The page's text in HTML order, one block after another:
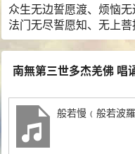
众生无边誓愿渡、烦恼无
法门无尽誓愿知、无上菩
南無第三世多杰羌佛 唱
般若慢﹙般若波